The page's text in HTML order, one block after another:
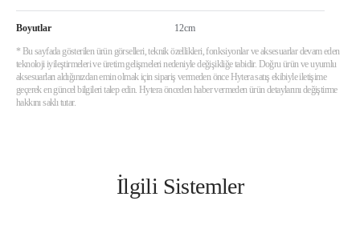
Boyutlar 12cm
* Bu sayfada gösterilen ürün görselleri, teknik özellikleri, fonksiyonlar ve aksesuarlar devam eden
teknoloji iyileştirmeleri ve üretim gelişmeleri nedeniyle değişikliğe tabidir. Doğru ürün ve uyumlu
aksesuarları aldığınızdan emin olmak için sipariş vermeden önce Hytera satış ekibiyle iletişime
geçerek en güncel bilgileri talep edin. Hytera önceden haber vermeden ürün detaylarını değiştirme
hakkını saklı tutar.
İlgili Sistemler